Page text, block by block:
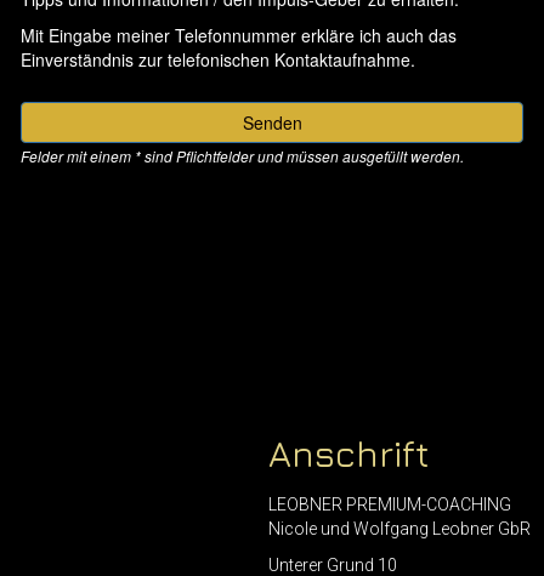
Anschrift
LEOBNER PREMIUM-COACHING
Nicole und Wolfgang Leobner GbR
Unterer Grund 10